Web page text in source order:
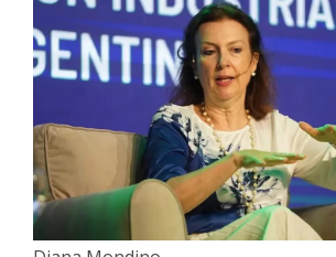
General
La
Ciudad
Deportes
Arte
y
Espectáculos
Policiales